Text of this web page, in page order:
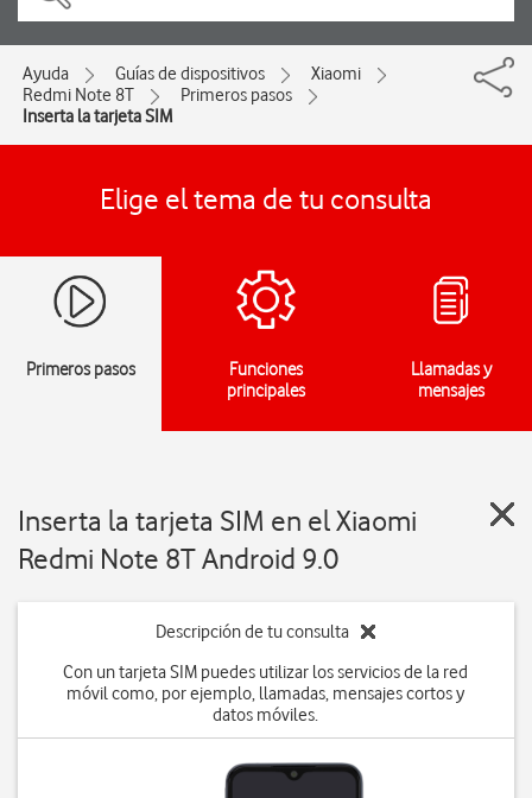
Ayuda Guías de dispositivos
Xiaomi
Redmi Note 8T
Primeros pasos
Inserta la tarjeta SIM
Elige el tema de tu consulta
Primeros pasos
Funciones
principales
Llamadas y
mensajes
Inserta la tarjeta SIM en el Xiaomi
Redmi Note 8T Android 9.0
Descripción de tu consulta
Con un tarjeta SIM puedes utilizar los servicios de la red
móvil como, por ejemplo, llamadas, mensajes cortos y
datos móviles.